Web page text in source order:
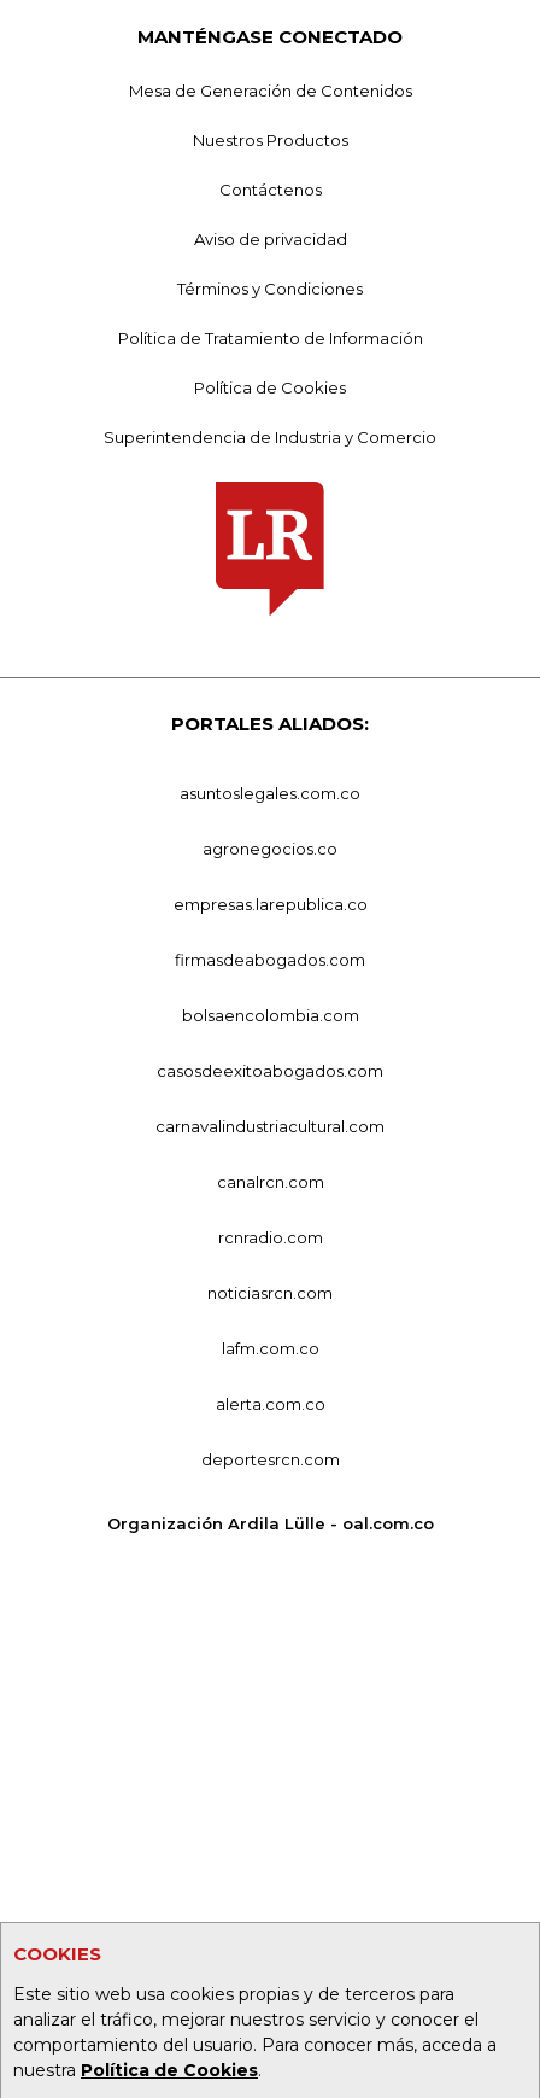
COOKIES
Este sitio web usa cookies propias y de terceros para
analizar el tráfico, mejorar nuestros servicio y conocer el
comportamiento del usuario. Para conocer más, acceda a
nuestra Política de Cookies.
MANTÉNGASE CONECTADO
Mesa de Generación de Contenidos
Nuestros Productos
Contáctenos
Aviso de privacidad
Términos y Condiciones
Política de Tratamiento de Información
Política de Cookies
Superintendencia de Industria y Comercio
PORTALES ALIADOS:
asuntoslegales.com.co
agronegocios.co
empresas.larepublica.co
firmasdeabogados.com
bolsaencolombia.com
casosdeexitoabogados.com
carnavalindustriacultural.com
canalrcn.com
rcnradio.com
noticiasrcn.com
lafm.com.co
alerta.com.co
deportesrcn.com
Organización Ardila Lülle - oal.com.co